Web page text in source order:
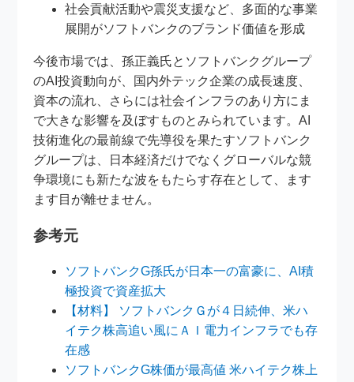
社会貢献活動や震災支援など、多面的な事業
展開がソフトバンクのブランド価値を形成
今後市場では、孫正義氏とソフトバンクグループ
のAI投資動向が、国内外テック企業の成長速度、
資本の流れ、さらには社会インフラのあり方にま
で大きな影響を及ぼすものとみられています。AI
技術進化の最前線で先導役を果たすソフトバンク
グループは、日本経済だけでなくグローバルな競
争環境にも新たな波をもたらす存在として、ます
ます目が離せません。
参考元
ソフトバンクG孫氏が日本一の富豪に、AI積
極投資で資産拡大
【材料】 ソフトバンクＧが４日続伸、米ハ
イテク株高追い風にＡＩ電力インフラでも存
在感
ソフトバンクG株価が最高値 米ハイテク株上